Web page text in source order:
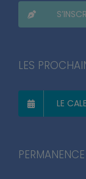
LES
LE